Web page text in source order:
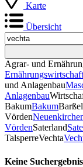
Karte
Übersicht
Agrar- und
Ernährungswirtschaft
und Anlagenbau
Anlagenbau
BakumBakumBarßel
Vörden
VördenSaterland
TalsperreVechta
Keine